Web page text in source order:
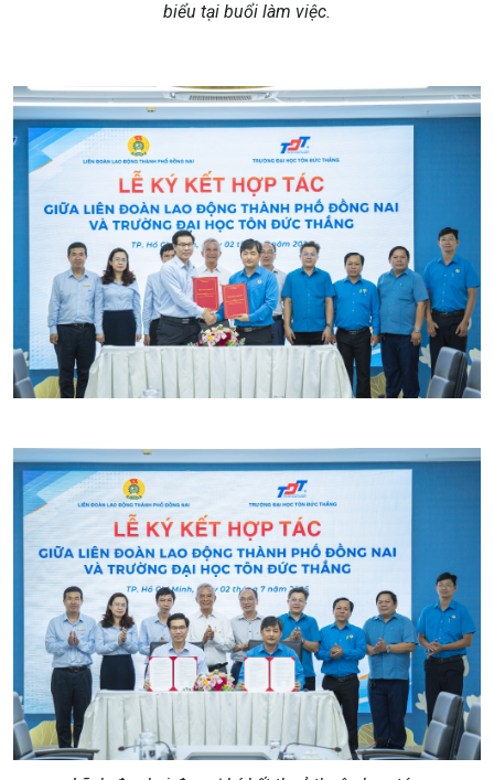
biểu tại buổi làm việc.